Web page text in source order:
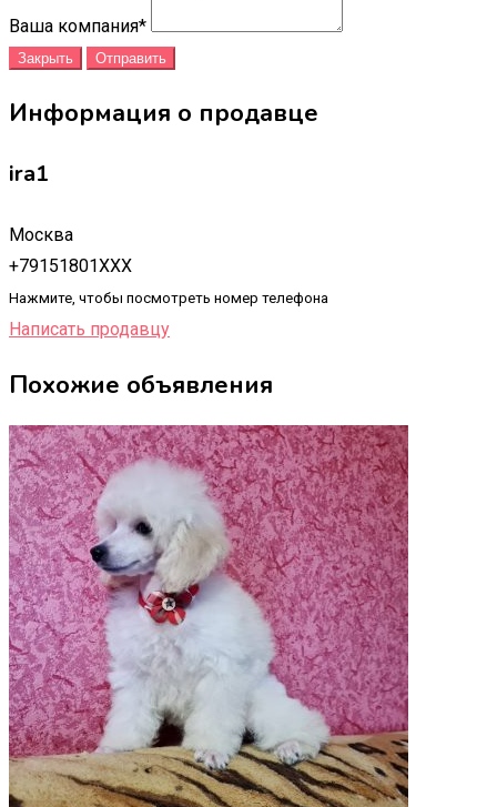
Ваша компания*
Закрыть Отправить
Информация о продавце
ira1
Москва
+79151801XXX
Нажмите, чтобы посмотреть номер телефона
Написать продавцу
Похожие объявления